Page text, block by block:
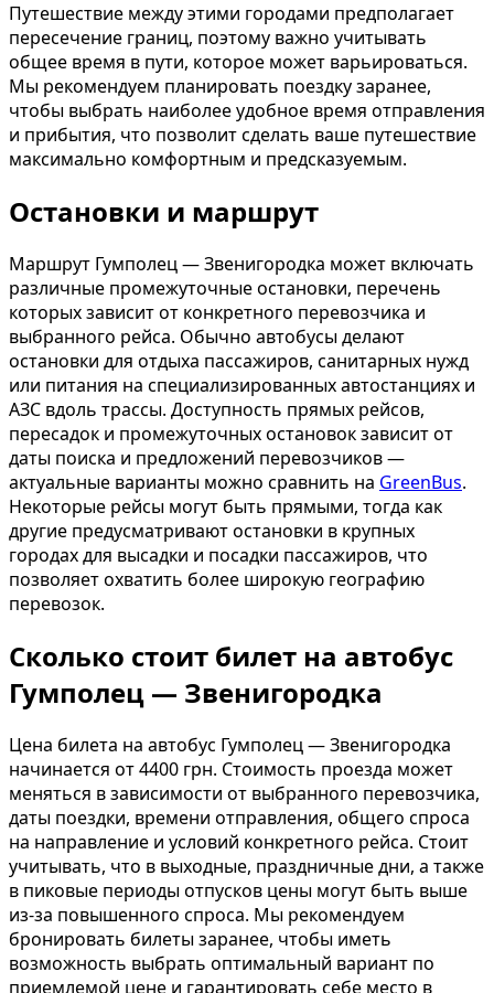
Путешествие между этими городами предполагает
пересечение границ, поэтому важно учитывать
общее время в пути, которое может варьироваться.
Мы рекомендуем планировать поездку заранее,
чтобы выбрать наиболее удобное время отправления
и прибытия, что позволит сделать ваше путешествие
максимально комфортным и предсказуемым.
Остановки и маршрут
Маршрут Гумполец — Звенигородка может включать
различные промежуточные остановки, перечень
которых зависит от конкретного перевозчика и
выбранного рейса. Обычно автобусы делают
остановки для отдыха пассажиров, санитарных нужд
или питания на специализированных автостанциях и
АЗС вдоль трассы. Доступность прямых рейсов,
пересадок и промежуточных остановок зависит от
даты поиска и предложений перевозчиков —
актуальные варианты можно сравнить на GreenBus.
Некоторые рейсы могут быть прямыми, тогда как
другие предусматривают остановки в крупных
городах для высадки и посадки пассажиров, что
позволяет охватить более широкую географию
перевозок.
Сколько стоит билет на автобус
Гумполец — Звенигородка
Цена билета на автобус Гумполец — Звенигородка
начинается от 4400 грн. Стоимость проезда может
меняться в зависимости от выбранного перевозчика,
даты поездки, времени отправления, общего спроса
на направление и условий конкретного рейса. Стоит
учитывать, что в выходные, праздничные дни, а также
в пиковые периоды отпусков цены могут быть выше
из-за повышенного спроса. Мы рекомендуем
бронировать билеты заранее, чтобы иметь
возможность выбрать оптимальный вариант по
приемлемой цене и гарантировать себе место в